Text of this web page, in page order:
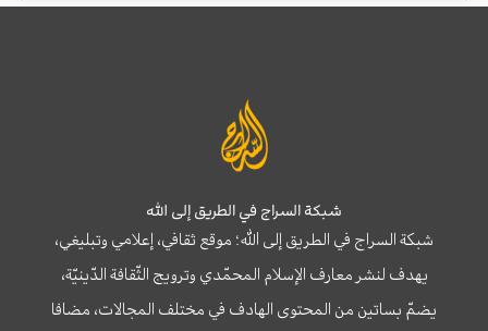
شبكة السراج في الطريق إلى الله
شبكة السراج في الطريق إلى الله؛ موقع ثقافي، إعلامي وتبليغي،
يهدف لنشر معارف الإسلام المحمّدي وترويج الثّقافة الدّينيّة،
يضمّ بساتين من المحتوى الهادف في مختلف المجالات، مضافا